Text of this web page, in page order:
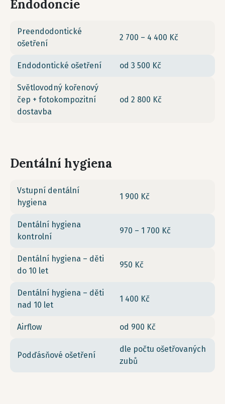
Endodoncie
Preendodontické
ošetření
2 700 – 4 400 Kč
Endodontické ošetření od 3 500 Kč
Světlovodný kořenový
čep + fotokompozitní
dostavba
od 2 800 Kč
Dentální hygiena
Vstupní dentální
hygiena
1 900 Kč
Dentální hygiena
kontrolní
970 – 1 700 Kč
Dentální hygiena – děti
do 10 let
950 Kč
Dentální hygiena – děti
nad 10 let
1 400 Kč
Airflow od 900 Kč
Podďásňové ošetření
dle počtu ošetřovaných
zubů